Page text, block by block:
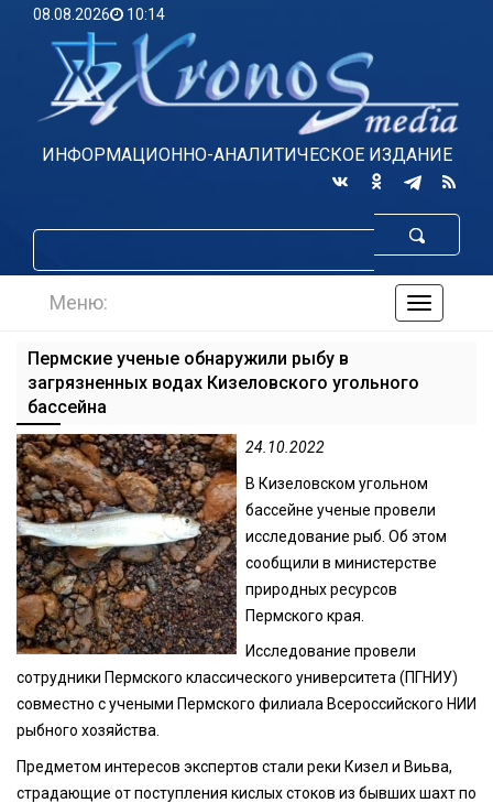
08.08.2026 10:14
ИНФОРМАЦИОННО-АНАЛИТИЧЕСКОЕ ИЗДАНИЕ
по
Меню:
Пермские ученые обнаружили рыбу в
загрязненных водах Кизеловского угольного
бассейна
24.10.2022
В Кизеловском угольном
бассейне ученые провели
исследование рыб. Об этом
сообщили в министерстве
природных ресурсов
Пермского края.
Исследование провели
сотрудники Пермского классического университета (ПГНИУ)
совместно с учеными Пермского филиала Всероссийского НИИ
рыбного хозяйства.
Предметом интересов экспертов стали реки Кизел и Виьва,
страдающие от поступления кислых стоков из бывших шахт по